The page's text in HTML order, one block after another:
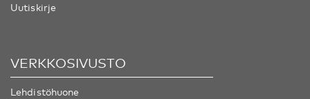
Uutiskirje
VERKKOSIVUSTO
Lehdistöhuone